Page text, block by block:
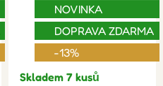
NOVINKA
DOPRAVA ZDARMA
-13%
Skladem 7 kusů